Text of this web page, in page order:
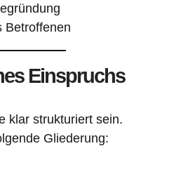
Betroffenen
Einspruchs
klar strukturiert sein.
Gliederung: